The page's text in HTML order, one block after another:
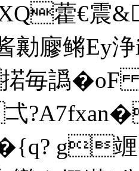
藿€
廫鳉Ey浄
譌�oF
弌
g